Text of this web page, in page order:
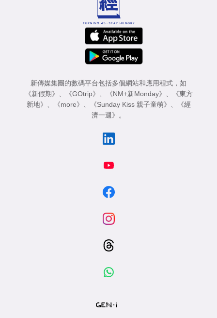
新傳媒集團的數碼平台包括多個網站和應用程式，如
《新假期》
《GOtrip》 《NM+新Monday》
《東方
新地》
《more》 《Sunday Kiss 親子童萌》
《經
濟一週》
。